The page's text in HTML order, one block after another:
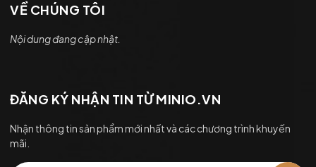
VỀ CHÚNG TÔI
Nội dung đang cập nhật.
ĐĂNG KÝ NHẬN TIN TỪ MINIO.VN
Nhận thông tin sản phẩm mới nhất và các chương trình khuyến
mãi.